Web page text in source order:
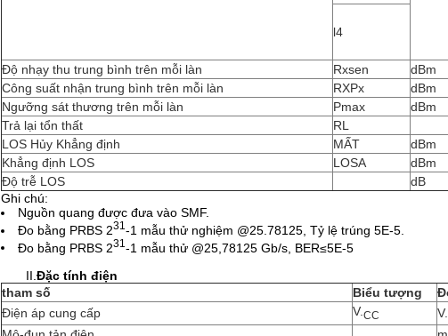
l4
Độ nhạy thu trung bình trên mỗi làn Rxsen dBm
Công suất nhận trung bình trên mỗi làn
RXPx dBm
Ngưỡng sát thương trên mỗi làn
Pmax dBm
Trả lại tổn thất
RL
LOS Hủy Khẳng định
MẤT dBm
Khẳng định LOS
LOSA dBm
Độ trễ LOS
dB
Ghi chú:
Nguồn quang được đưa vào SMF.
Đo bằng PRBS 231 -1 mẫu thử nghiệm @25.78125, Tỷ lệ trúng 5E-5.
Đo bằng PRBS 231 -1 mẫu thử @25,78125 Gb/s, BER≤5E-5
II.Đặc tính điện
tham số
Biểu tượng
Điện áp cung cấp
V.CC V.